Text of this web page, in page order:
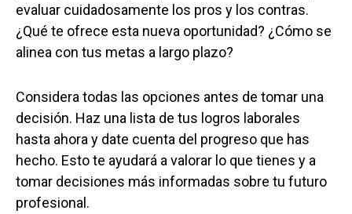
evaluar cuidadosamente los pros y los contras.
¿Qué te ofrece esta nueva oportunidad? ¿Cómo se
alinea con tus metas a largo plazo?
Considera todas las opciones antes de tomar una
decisión. Haz una lista de tus logros laborales
hasta ahora y date cuenta del progreso que has
hecho. Esto te ayudará a valorar lo que tienes y a
tomar decisiones más informadas sobre tu futuro
profesional.